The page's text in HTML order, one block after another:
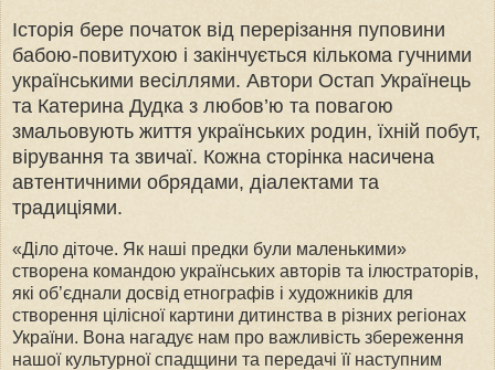
Історія бере початок від перерізання пуповини
бабою-повитухою і закінчується кількома гучними
українськими весіллями. Автори Остап Українець
та Катерина Дудка з любов’ю та повагою
змальовують життя українських родин, їхній побут,
вірування та звичаї. Кожна сторінка насичена
автентичними обрядами, діалектами та
традиціями.
«Діло діточе. Як наші предки були маленькими»
створена командою українських авторів та ілюстраторів,
які об’єднали досвід етнографів і художників для
створення цілісної картини дитинства в різних регіонах
України. Вона нагадує нам про важливість збереження
нашої культурної спадщини та передачі її наступним